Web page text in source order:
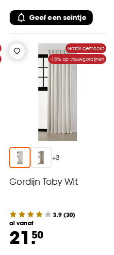
Geef een seintje
Gratis gemaakt
-15% op vouwgordijnen
+3
Gordijn Toby Wit
3.9 (30)
al vanaf
21.50